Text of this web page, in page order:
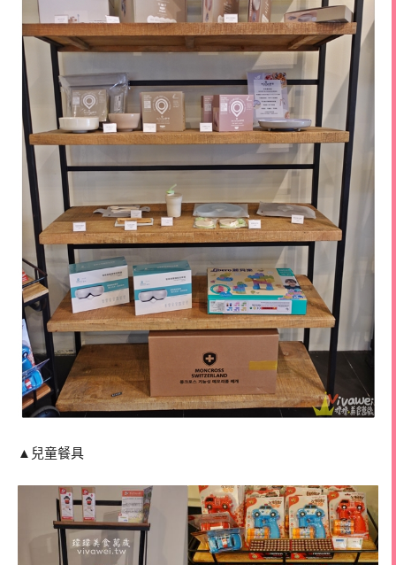
▲兒童餐具